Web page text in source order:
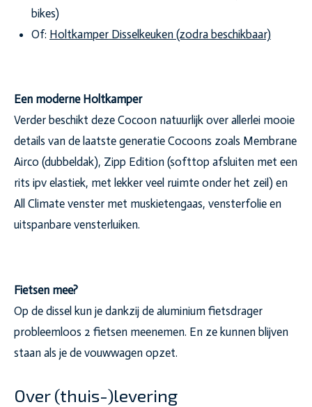
bikes)
Of: Holtkamper Disselkeuken (zodra beschikbaar)
Een moderne Holtkamper
Verder beschikt deze Cocoon natuurlijk over allerlei mooie
details van de laatste generatie Cocoons zoals Membrane
Airco (dubbeldak), Zipp Edition (softtop afsluiten met een
rits ipv elastiek, met lekker veel ruimte onder het zeil) en
All Climate venster met muskietengaas, vensterfolie en
uitspanbare vensterluiken.
Fietsen mee?
Op de dissel kun je dankzij de aluminium fietsdrager
probleemloos 2 fietsen meenemen. En ze kunnen blijven
staan als je de vouwwagen opzet.
Over (thuis-)levering